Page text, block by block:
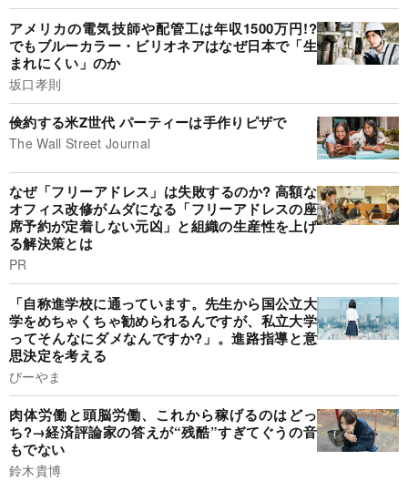
アメリカの電気技師や配管工は年収1500万円!?
でもブルーカラー・ビリオネアはなぜ日本で「生
まれにくい」のか
坂口孝則
倹約する米Z世代 パーティーは手作りピザで
The Wall Street Journal
なぜ「フリーアドレス」は失敗するのか? 高額な
オフィス改修がムダになる「フリーアドレスの座
席予約が定着しない元凶」と組織の生産性を上げ
る解決策とは
PR
「自称進学校に通っています。先生から国公立大
学をめちゃくちゃ勧められるんですが、私立大学
ってそんなにダメなんですか?」。進路指導と意
思決定を考える
びーやま
肉体労働と頭脳労働、これから稼げるのはどっ
ち?→経済評論家の答えが“残酷”すぎてぐうの音
もでない
鈴木貴博